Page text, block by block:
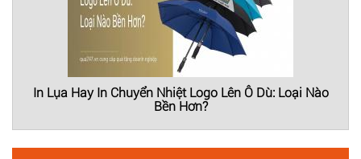
In Lụa Hay In Chuyển Nhiệt Logo Lên Ô Dù: Loại Nào
Bền Hơn?